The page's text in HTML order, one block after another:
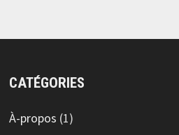
CATÉGORIES
À-propos (1)